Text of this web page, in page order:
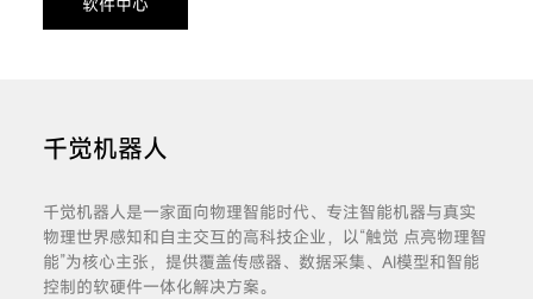
千觉机器人
千觉机器人是一家面向物理智能时代、专注智能机器与真实
物理世界感知和自主交互的高科技企业，以“触觉 点亮物理智
能”为核心主张，提供覆盖传感器、数据采集、AI模型和智能
控制的软硬件一体化解决方案。